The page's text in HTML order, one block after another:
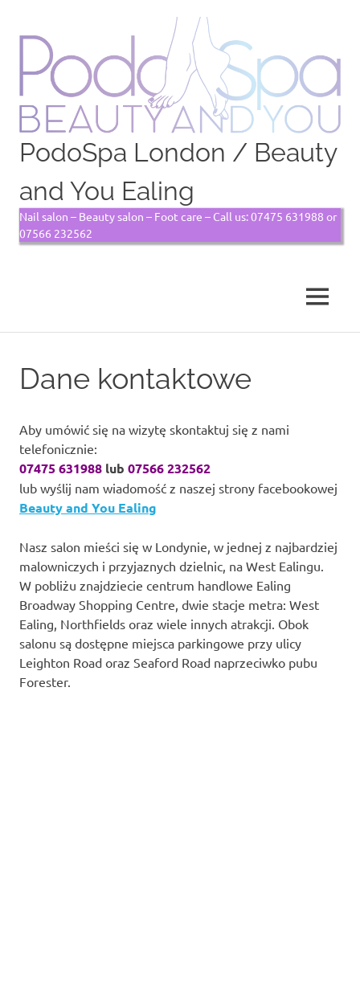
content
PodoSpa London / Beauty
and You Ealing
Nail salon – Beauty salon – Foot care – Call us: 07475 631988 or
07566 232562
MENU
Dane kontaktowe
Aby umówić się na wizytę skontaktuj się z nami
telefonicznie:
07475 631988 lub 07566 232562
lub wyślij nam wiadomość z naszej strony facebookowej
Beauty and You Ealing
Nasz salon mieści się w Londynie, w jednej z najbardziej
malowniczych i przyjaznych dzielnic, na West Ealingu.
W pobliżu znajdziecie centrum handlowe Ealing
Broadway Shopping Centre, dwie stacje metra: West
Ealing, Northfields oraz wiele innych atrakcji. Obok
salonu są dostępne miejsca parkingowe przy ulicy
Leighton Road oraz Seaford Road naprzeciwko pubu
Forester.